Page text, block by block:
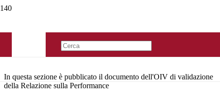
In questa sezione è pubblicato il documento dell'OIV di validazione
della Relazione sulla Performance